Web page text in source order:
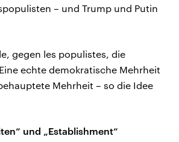
– und Trump und Putin
gegen les populistes, die
echte demokratische Mehrheit
Mehrheit – so die Idee
und „Establishment“